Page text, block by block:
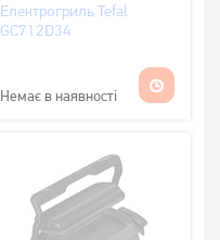
Електрогриль Tefal
GC712D34
Немає в наявності